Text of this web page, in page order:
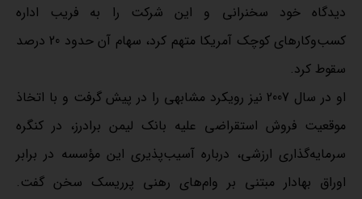
دیدگاه خود سخنرانی و این شرکت را به فریب اداره
کسب‌وکارهای کوچک آمریکا متهم کرد، سهام آن حدود 20 درصد
سقوط کرد.
او در سال 2007 نیز رویکرد مشابهی را در پیش گرفت و با اتخاذ
موقعیت فروش استقراضی علیه بانک لیمن برادرز، در کنگره
سرمایه‌گذاری ارزشی، درباره آسیب‌پذیری این مؤسسه در برابر
اوراق بهادار مبتنی بر وام‌های رهنی پرریسک سخن گفت.